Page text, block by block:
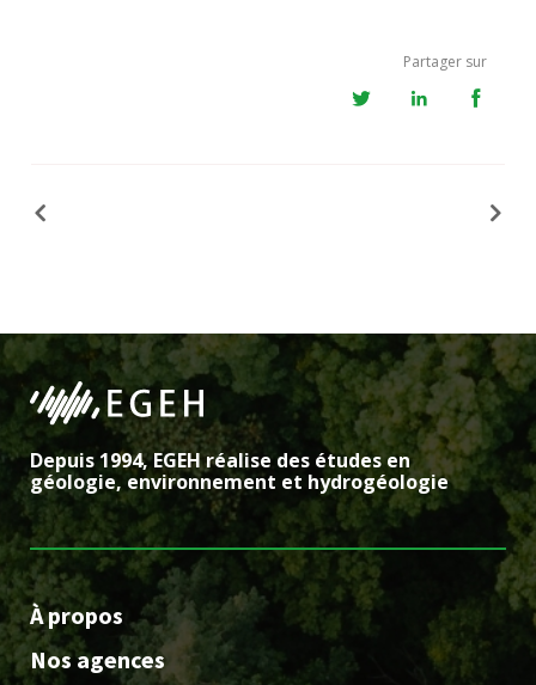
Partager sur
Depuis 1994, EGEH réalise des études en
géologie, environnement et hydrogéologie
À propos
Nos agences